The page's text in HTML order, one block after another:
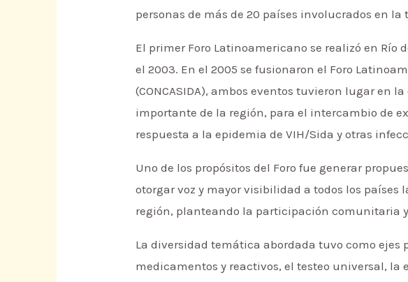
personas de más de 20 países involucrados en
El primer Foro Latinoamericano se realizó en Río
el 2003. En el 2005 se fusionaron el Foro
(CONCASIDA), ambos eventos tuvieron lugar en
importante de la región, para el intercambio de
respuesta a la epidemia de VIH/Sida y otras
Uno de los propósitos del Foro fue generar
otorgar voz y mayor visibilidad a todos los
región, planteando la participación comunitaria
La diversidad temática abordada tuvo como
medicamentos y reactivos, el testeo universal,